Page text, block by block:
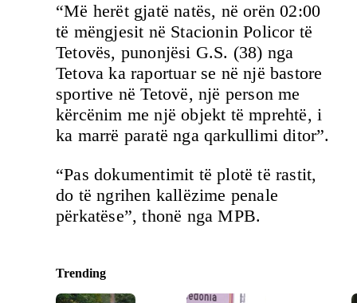
“Më herët gjatë natës, në orën 02:00
të mëngjesit në Stacionin Policor të
Tetovës, punonjësi G.S. (38) nga
Tetova ka raportuar se në një bastore
sportive në Tetovë, një person me
kërcënim me një objekt të mprehtë, i
ka marrë paratë nga qarkullimi ditor”.
“Pas dokumentimit të plotë të rastit,
do të ngrihen kallëzime penale
përkatëse”, thonë nga MPB.
Trending